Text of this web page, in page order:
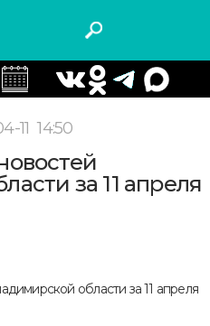
11 14:50
за 11 апреля